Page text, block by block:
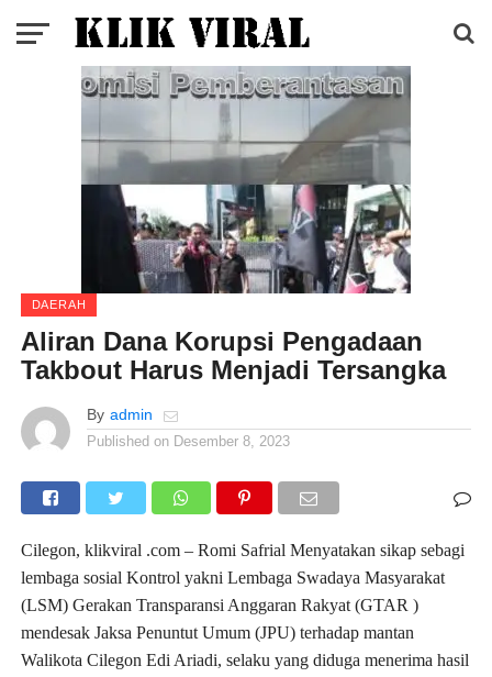
DAERAH
Aliran Dana Korupsi Pengadaan
Takbout Harus Menjadi Tersangka
By admin
Published on Desember 8, 2023
Cilegon, klikviral .com – Romi Safrial Menyatakan sikap sebagi
lembaga sosial Kontrol yakni Lembaga Swadaya Masyarakat
(LSM) Gerakan Transparansi Anggaran Rakyat (GTAR )
mendesak Jaksa Penuntut Umum (JPU) terhadap mantan
Walikota Cilegon Edi Ariadi, selaku yang diduga menerima hasil